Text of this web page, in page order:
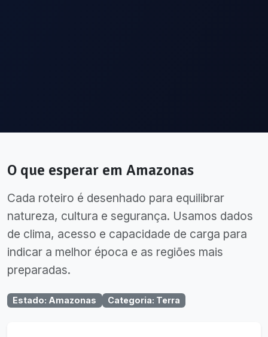
O que esperar em Amazonas
Cada roteiro é desenhado para equilibrar
natureza, cultura e segurança. Usamos dados
de clima, acesso e capacidade de carga para
indicar a melhor época e as regiões mais
preparadas.
Estado: Amazonas Categoria: Terra